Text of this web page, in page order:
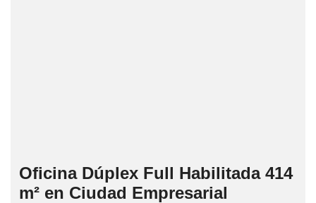
Oficina Dúplex Full Habilitada 414
m² en Ciudad Empresarial